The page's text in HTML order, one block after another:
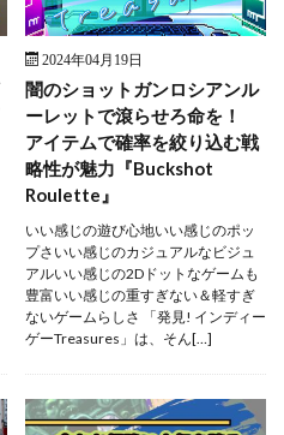
2024年04月19日
闇のショットガンロシアンル
ーレットで滾らせろ命を！
アイテムで確率を絞り込む戦
略性が魅力『Buckshot
Roulette』
いい感じの遊び心地いい感じのポッ
プさいい感じのカジュアルなビジュ
アルいい感じの2Dドットなゲームも
豊富いい感じの重すぎない＆軽すぎ
ないゲームらしさ 「発見! インディー
ゲーTreasures」は、そん[…]